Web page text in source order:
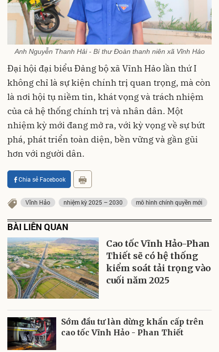
Anh Nguyễn Thanh Hải - Bí thư Đoàn thanh niên xã Vĩnh Hảo
Đại hội đại biểu Đảng bộ xã Vĩnh Hảo lần thứ I
không chỉ là sự kiện chính trị quan trọng, mà còn
là nơi hội tụ niềm tin, khát vọng và trách nhiệm
của cả hệ thống chính trị và nhân dân. Một
nhiệm kỳ mới đang mở ra, với kỳ vọng về sự bứt
phá, phát triển toàn diện, bền vững và gần gũi
hơn với người dân.
Chia sẻ Facebook
Vĩnh Hảo nhiệm kỳ 2025 – 2030 mô hình chính quyền mới
BÀI LIÊN QUAN
Cao tốc Vĩnh Hảo-Phan
Thiết sẽ có hệ thống
kiểm soát tải trọng vào
cuối năm 2025
Sớm đầu tư làn dừng khẩn cấp trên
cao tốc Vĩnh Hảo - Phan Thiết